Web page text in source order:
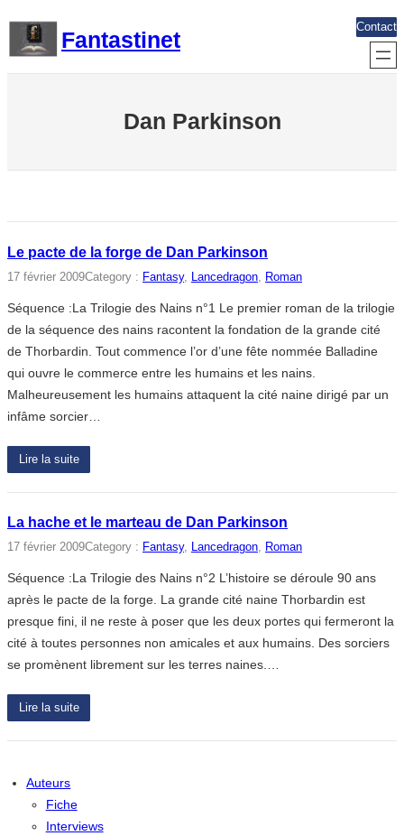
contenu
Fantastinet
Contact
Dan Parkinson
Le pacte de la forge de Dan Parkinson
17 février 2009Category : Fantasy, Lancedragon, Roman
Séquence :La Trilogie des Nains n°1 Le premier roman de la trilogie
de la séquence des nains racontent la fondation de la grande cité
de Thorbardin. Tout commence l’or d’une fête nommée Balladine
qui ouvre le commerce entre les humains et les nains.
Malheureusement les humains attaquent la cité naine dirigé par un
infâme sorcier…
Lire la suite
La hache et le marteau de Dan Parkinson
17 février 2009Category : Fantasy, Lancedragon, Roman
Séquence :La Trilogie des Nains n°2 L’histoire se déroule 90 ans
après le pacte de la forge. La grande cité naine Thorbardin est
presque fini, il ne reste à poser que les deux portes qui fermeront la
cité à toutes personnes non amicales et aux humains. Des sorciers
se promènent librement sur les terres naines.…
Lire la suite
Auteurs
Fiche
Interviews